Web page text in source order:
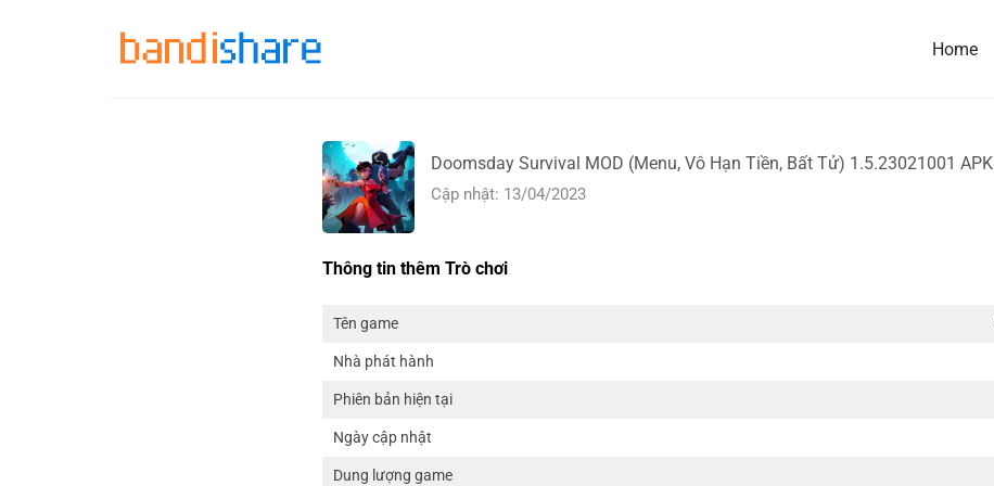
Home
Doomsday Survival MOD (Menu, Vô Hạn Tiền, Bất Tử) 1.5.23021001 APK
Cập nhật: 13/04/2023
Thông tin thêm Trò chơi
Tên game
Nhà phát hành
Phiên bản hiện tại
Ngày cập nhật
Dung lượng game